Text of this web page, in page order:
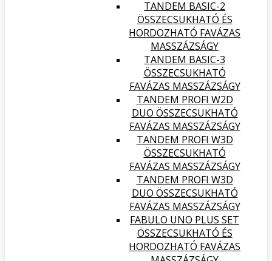
TANDEM BASIC-2
ÖSSZECSUKHATÓ ÉS
HORDOZHATÓ FAVÁZAS
MASSZÁZSÁGY
TANDEM BASIC-3
ÖSSZECSUKHATÓ
FAVÁZAS MASSZÁZSÁGY
TANDEM PROFI W2D
DUO ÖSSZECSUKHATÓ
FAVÁZAS MASSZÁZSÁGY
TANDEM PROFI W3D
ÖSSZECSUKHATÓ
FAVÁZAS MASSZÁZSÁGY
TANDEM PROFI W3D
DUO ÖSSZECSUKHATÓ
FAVÁZAS MASSZÁZSÁGY
FABULO UNO PLUS SET
ÖSSZECSUKHATÓ ÉS
HORDOZHATÓ FAVÁZAS